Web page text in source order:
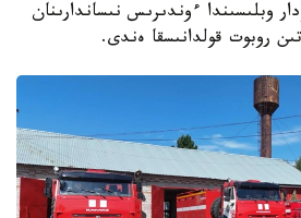
وبلىسىندا ءوندىرىس نىساندارىنان
روبوت قولدانىسقا ەندى.